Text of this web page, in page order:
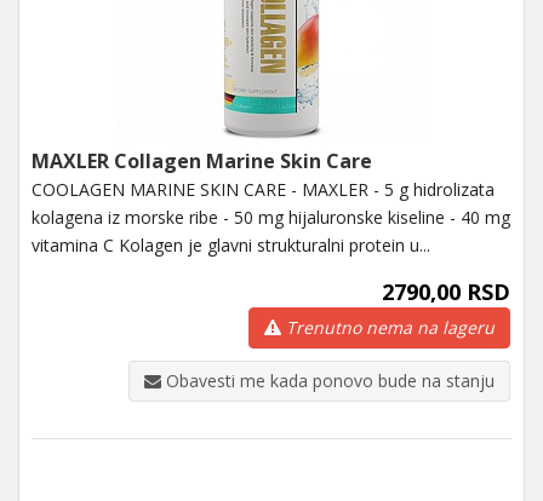
MAXLER Collagen Marine Skin Care
COOLAGEN MARINE SKIN CARE - MAXLER - 5 g hidrolizata
kolagena iz morske ribe - 50 mg hijaluronske kiseline - 40 mg
vitamina C Kolagen je glavni strukturalni protein u...
2790,00 RSD
Trenutno nema na lageru
Obavesti me kada ponovo bude na stanju